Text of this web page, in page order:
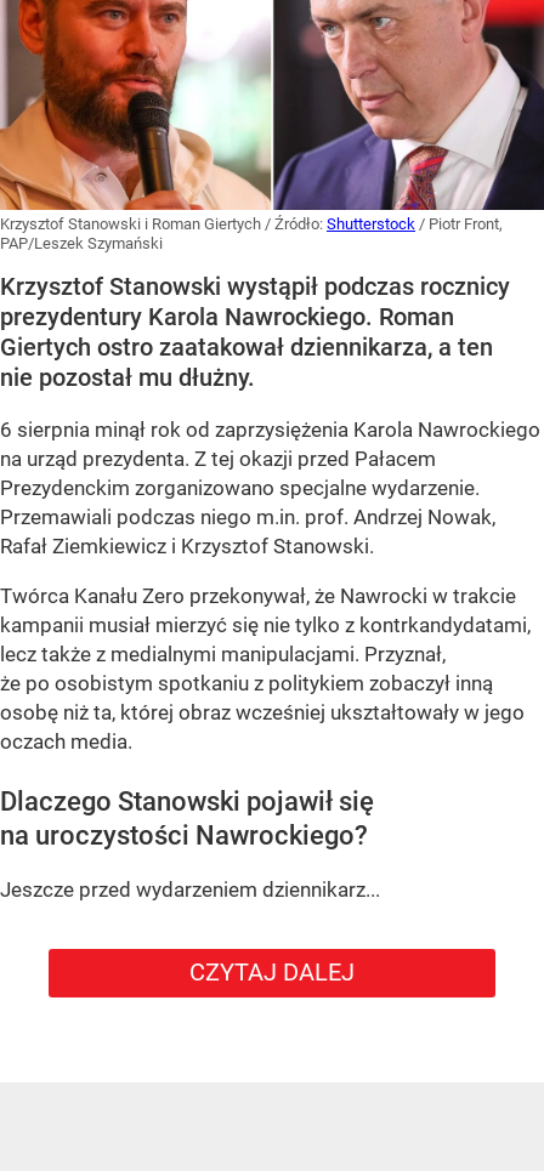
Krzysztof Stanowski i Roman Giertych / Źródło: Shutterstock / Piotr Front,
PAP/Leszek Szymański
Krzysztof Stanowski wystąpił podczas rocznicy
prezydentury Karola Nawrockiego. Roman
Giertych ostro zaatakował dziennikarza, a ten
nie pozostał mu dłużny.
6 sierpnia minął rok od zaprzysiężenia Karola Nawrockiego
na urząd prezydenta. Z tej okazji przed Pałacem
Prezydenckim zorganizowano specjalne wydarzenie.
Przemawiali podczas niego m.in. prof. Andrzej Nowak,
Rafał Ziemkiewicz i Krzysztof Stanowski.
Twórca Kanału Zero przekonywał, że Nawrocki w trakcie
kampanii musiał mierzyć się nie tylko z kontrkandydatami,
lecz także z medialnymi manipulacjami. Przyznał,
że po osobistym spotkaniu z politykiem zobaczył inną
osobę niż ta, której obraz wcześniej ukształtowały w jego
oczach media.
Dlaczego Stanowski pojawił się
na uroczystości Nawrockiego?
Jeszcze przed wydarzeniem dziennikarz...
CZYTAJ DALEJ